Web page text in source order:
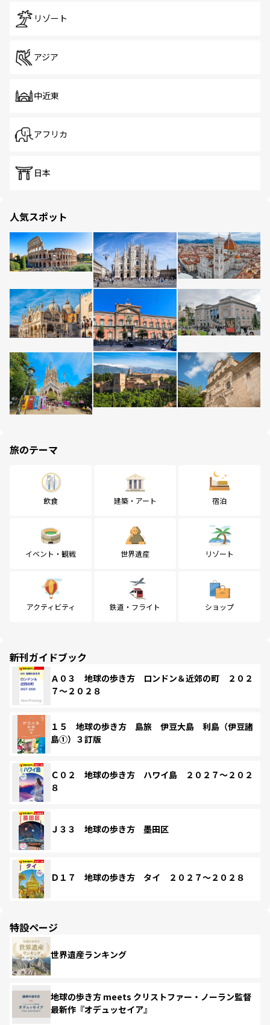
リゾート
アジア
中近東
アフリカ
日本
人気スポット
旅のテーマ
飲食 建築・アート 宿泊
イベント・観戦 世界遺産 リゾート
アクティビティ 鉄道・フライト ショップ
新刊ガイドブック
Ａ０３ 地球の歩き方 ロンドン＆近郊の町 ２０２
７～２０２８
１５ 地球の歩き方 島旅 伊豆大島 利島（伊豆諸
島①）３訂版
Ｃ０２ 地球の歩き方 ハワイ島 ２０２７～２０２
８
Ｊ３３ 地球の歩き方 墨田区
Ｄ１７ 地球の歩き方 タイ ２０２７～２０２８
特設ページ
世界遺産ランキング
地球の歩き方 meets クリストファー・ノーラン監督
最新作『オデュッセイア』